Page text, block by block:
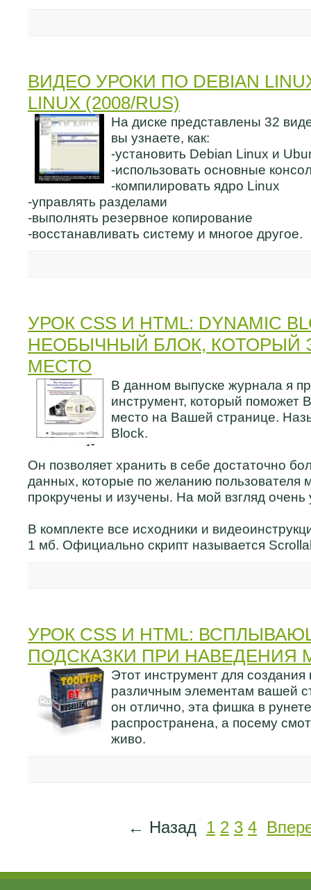
ВИДЕО УРОКИ ПО DEBIAN
LINUX (2008/RUS)
На диске представлены 32
вы узнаете, как:
-установить Debian Linux и
-использовать основные
-компилировать ядро Linux
-управлять разделами
-выполнять резервное копирование
-восстанавливать систему и многое другое.
УРОК CSS И HTML: DYNAMIC
НЕОБЫЧНЫЙ БЛОК, КОТОРЫЙ
МЕСТО
В данном выпуске журнала я
инструмент, который поможет
место на Вашей странице.
Block.
Он позволяет хранить в себе достаточно
данных, которые по желанию пользователя
прокручены и изучены. На мой взгляд очень
В комплекте все исходники и
1 мб. Официально скрипт называется
УРОК CSS И HTML:
ПОДСКАЗКИ ПРИ
Этот инструмент для создания
различным элементам вашей
он отлично, эта фишка в
распространена, а посему
живо.
← Назад 1 2 3 4